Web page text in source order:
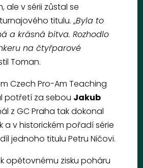
ale v sérii zůstal se
titulu. „Byla to
a krásná bitva. Rozhodlo
na čtyřparové
Toman.
Czech Pro-Am Teaching
potřetí za sebou Jakub
z GC Praha tak dokonal
a v historickém pořadí série
jednoho titulu Petru Ničovi.
opětovnému zisku poháru